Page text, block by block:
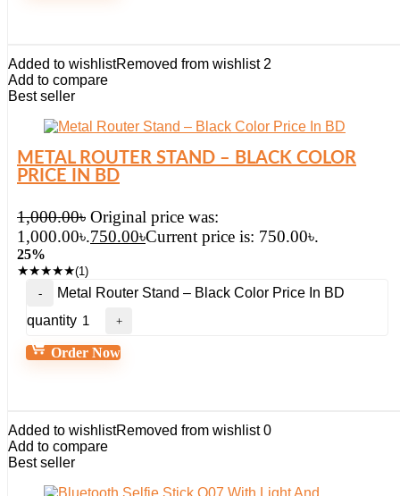
Added to wishlistRemoved from wishlist 2
Add to compare
Best seller
METAL ROUTER STAND – BLACK COLOR
PRICE IN BD
1,000.00৳ Original price was:
1,000.00৳.750.00৳Current price is: 750.00৳.
25%
★★★★★(1)
Metal Router Stand – Black Color Price In BD
quantity
Order Now
Added to wishlistRemoved from wishlist 0
Add to compare
Best seller